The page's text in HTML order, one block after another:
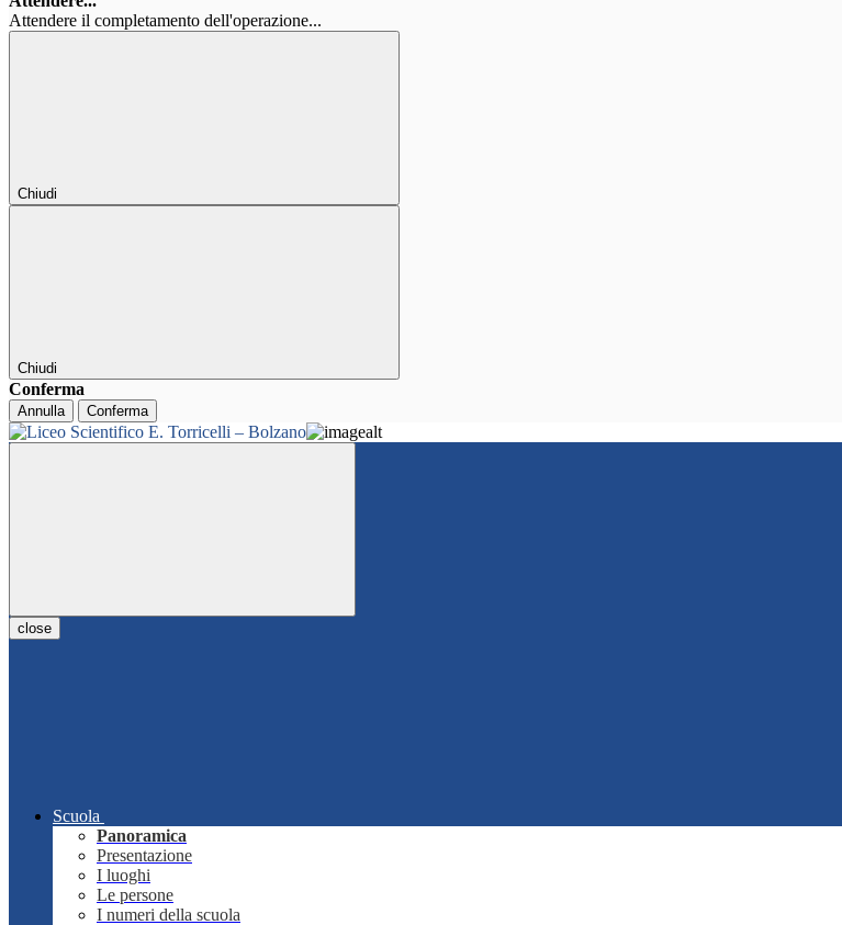
Attendere il completamento dell'operazione...
Chiudi
Chiudi
Conferma
Annulla Conferma
close
Scuola
Panoramica
Presentazione
I luoghi
Le persone
I numeri della scuola